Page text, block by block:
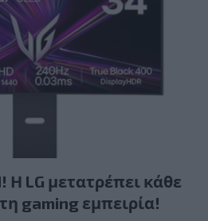
Η LG μετατρέπει κάθε
gaming εμπειρία!